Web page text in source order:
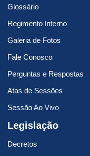
Glossário
Regimento Interno
Galeria de Fotos
Fale Conosco
Perguntas e Respostas
Atas de Sessões
Sessão Ao Vivo
Legislação
Decretos